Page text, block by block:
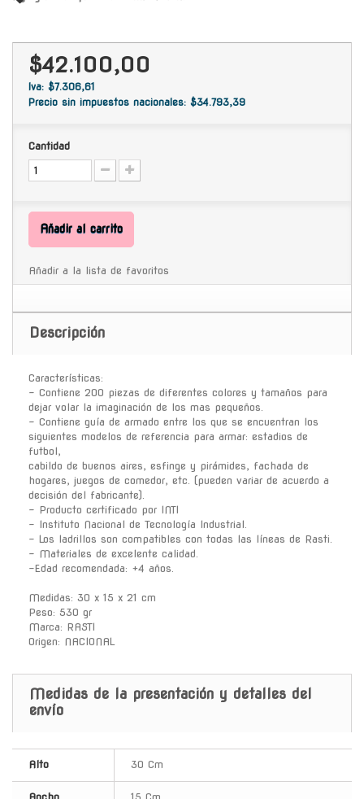
$42.100,00
Iva: $7.306,61
Precio sin impuestos nacionales: $34.793,39
Cantidad
Añadir al carrito
Añadir a la lista de favoritos
Descripción
Características:
- Contiene 200 piezas de diferentes colores y tamaños para
dejar volar la imaginación de los mas pequeños.
- Contiene guía de armado entre los que se encuentran los
siguientes modelos de referencia para armar: estadios de
futbol,
cabildo de buenos aires, esfinge y pirámides, fachada de
hogares, juegos de comedor, etc. (pueden variar de acuerdo a
decisión del fabricante).
- Producto certificado por INTI
- Instituto Nacional de Tecnología Industrial.
- Los ladrillos son compatibles con todas las líneas de Rasti.
- Materiales de excelente calidad.
-Edad recomendada: +4 años.
Medidas: 30 x 15 x 21 cm
Peso: 530 gr
Marca: RASTI
Origen: NACIONAL
Medidas de la presentación y detalles del
envío
Alto 30 Cm